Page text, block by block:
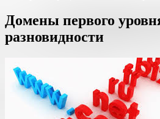
Домены первого
разновидности